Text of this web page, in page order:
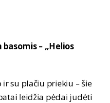
– „Helios
su plačiu priekiu – šie
leidžia pėdai judėti